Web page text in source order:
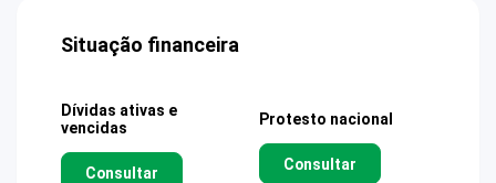
Situação financeira
Dívidas ativas e
vencidas
Consultar
Protesto nacional
Consultar